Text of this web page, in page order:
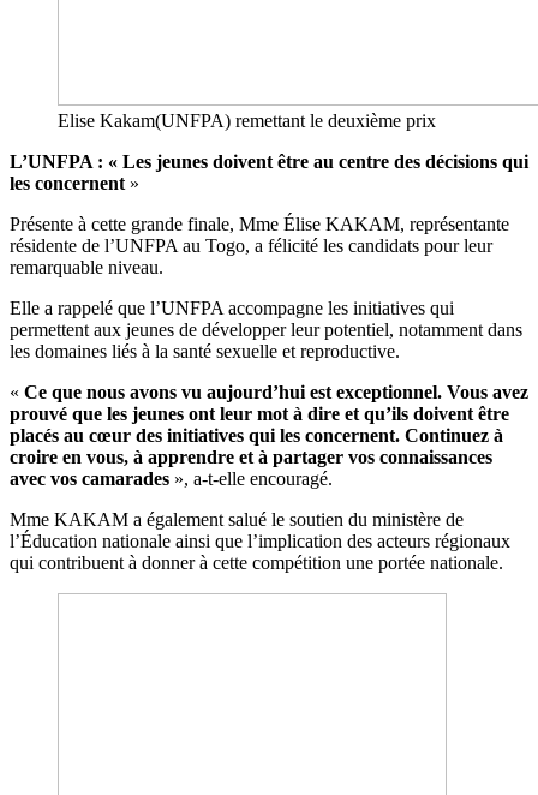
Elise Kakam(UNFPA) remettant le deuxième prix
L’UNFPA : « Les jeunes doivent être au centre des décisions qui
les concernent »
Présente à cette grande finale, Mme Élise KAKAM, représentante
résidente de l’UNFPA au Togo, a félicité les candidats pour leur
remarquable niveau.
Elle a rappelé que l’UNFPA accompagne les initiatives qui
permettent aux jeunes de développer leur potentiel, notamment dans
les domaines liés à la santé sexuelle et reproductive.
« Ce que nous avons vu aujourd’hui est exceptionnel. Vous avez
prouvé que les jeunes ont leur mot à dire et qu’ils doivent être
placés au cœur des initiatives qui les concernent. Continuez à
croire en vous, à apprendre et à partager vos connaissances
avec vos camarades », a-t-elle encouragé.
Mme KAKAM a également salué le soutien du ministère de
l’Éducation nationale ainsi que l’implication des acteurs régionaux
qui contribuent à donner à cette compétition une portée nationale.